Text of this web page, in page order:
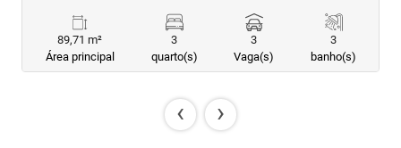
89,71 m²
Área principal
3
quarto(s)
3
Vaga(s)
3
banho(s)
‹ ›